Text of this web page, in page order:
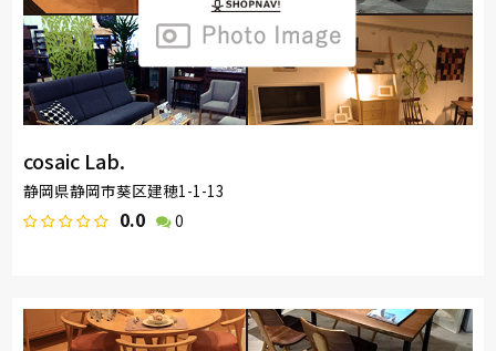
cosaic Lab.
静岡県静岡市葵区建穂1-1-13
0.0 0